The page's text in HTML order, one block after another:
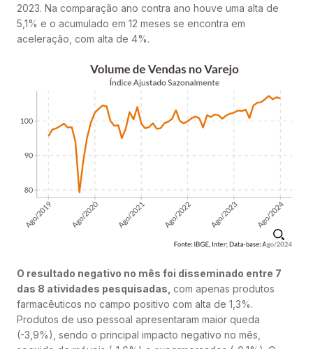
2023. Na comparação ano contra ano houve uma alta de
5,1% e o acumulado em 12 meses se encontra em
aceleração, com alta de 4%.
O resultado negativo no mês foi disseminado entre 7
das 8 atividades pesquisadas, com apenas produtos
farmacêuticos no campo positivo com alta de 1,3%.
Produtos de uso pessoal apresentaram maior queda
(-3,9%), sendo o principal impacto negativo no mês,